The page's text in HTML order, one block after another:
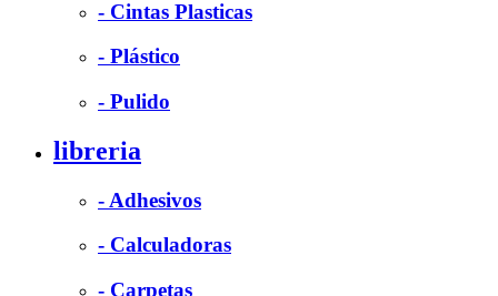
- Cintas Plasticas
- Plástico
- Pulido
libreria
- Adhesivos
- Calculadoras
- Carpetas